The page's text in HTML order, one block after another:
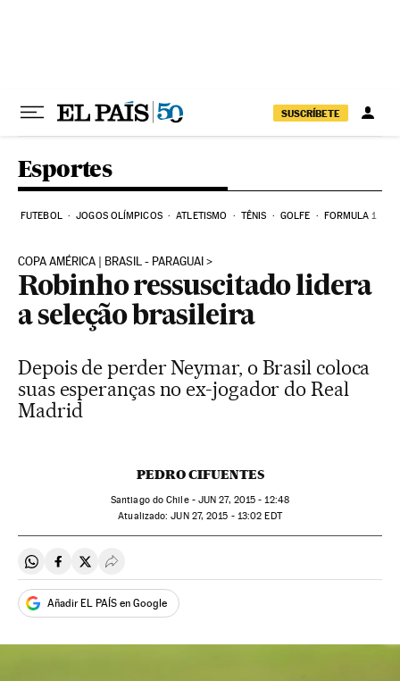
SUSCRÍBETE
Esportes
FUTEBOL JOGOS OLÍMPICOS ATLETISMO TÊNIS GOLFE FORMULA 1
COPA AMÉRICA | BRASIL - PARAGUAI
Robinho ressuscitado lidera
a seleção brasileira
Depois de perder Neymar, o Brasil coloca
suas esperanças no ex-jogador do Real
Madrid
PEDRO CIFUENTES
Santiago do Chile - JUN 27, 2015 - 12:48
atualizado: JUN27, 2015 - 13:02 EDT
Compartir en Whatsapp
Compartir en Facebook
Compartir en Twitter
Desplegar Redes Sociales
Añadir EL PAÍS en Google